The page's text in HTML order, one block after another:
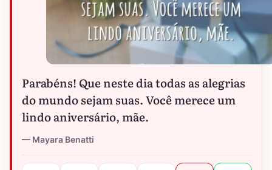
Parabéns! Que neste dia todas as alegrias
do mundo sejam suas. Você merece um
lindo aniversário, mãe.
Mayara Benatti